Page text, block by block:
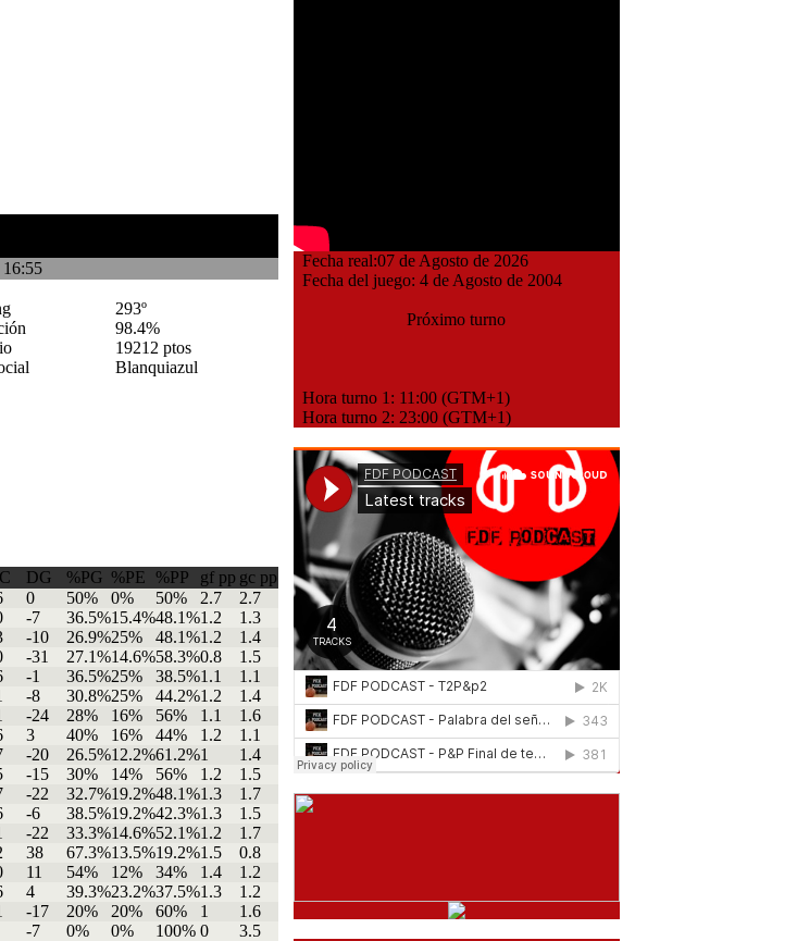
293º
98.4%
19212 ptos
Blanquiazul
DG %PG %PE %PP gf pp gc pp
0 50% 0% 50% 2.7
2.7
-7 36.5%15.4%48.1%1.2
1.3
-10 26.9%25% 48.1%1.2
1.4
-31 27.1%14.6%58.3%0.8
1.5
-1 36.5%25% 38.5%1.1
1.1
-8 30.8%25% 44.2%1.2
1.4
-24 28% 16% 56% 1.1
1.6
3 40% 16% 44% 1.2
1.1
-20 26.5%12.2%61.2%1
1.4
-15 30% 14% 56% 1.2
1.5
-22 32.7%19.2%48.1%1.3
1.7
-6 38.5%19.2%42.3%1.3
1.5
-22 33.3%14.6%52.1%1.2
1.7
38 67.3%13.5%19.2%1.5
0.8
11 54% 12% 34% 1.4
1.2
4 39.3%23.2%37.5%1.3
1.2
-17 20% 20% 60% 1
1.6
-7 0% 0% 100% 0 3.5
Fecha real:07 de Agosto de 2026
Fecha del juego: 4 de Agosto de 2004
Próximo turno
Hora turno 1: 11:00 (GTM+1)
Hora turno 2: 23:00 (GTM+1)